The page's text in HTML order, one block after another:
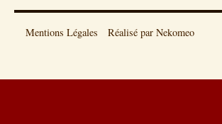
Mentions Légales Réalisé par Nekomeo